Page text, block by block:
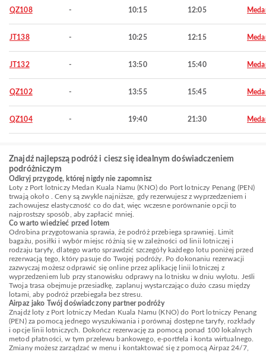
QZ108 - 10:15 12:05
JT138 - 10:25 12:15
JT132 - 13:50 15:40
QZ102 - 13:55 15:45
QZ104 - 19:40 21:30
Znajdź najlepszą podróż i ciesz się idealnym doświadczeniem
podróżniczym
Odkryj przygodę, której nigdy nie zapomnisz
Loty z Port lotniczy Medan Kuala Namu (KNO) do Port lotniczy Penang (PEN)
trwają około . Ceny są zwykle najniższe, gdy rezerwujesz z wyprzedzeniem i
zachowujesz elastyczność co do dat, więc wczesne porównanie opcji to
najprostszy sposób, aby zapłacić mniej.
Co warto wiedzieć przed lotem
Odrobina przygotowania sprawia, że podróż przebiega sprawniej. Limit
bagażu, posiłki i wybór miejsc różnią się w zależności od linii lotniczej i
rodzaju taryfy, dlatego warto sprawdzić szczegóły każdego lotu poniżej przed
rezerwacją tego, który pasuje do Twojej podróży. Po dokonaniu rezerwacji
zazwyczaj możesz odprawić się online przez aplikację linii lotniczej z
wyprzedzeniem lub przy stanowisku odprawy na lotnisku w dniu wylotu. Jeśli
Twoja trasa obejmuje przesiadkę, zaplanuj wystarczająco dużo czasu między
lotami, aby podróż przebiegała bez stresu.
Airpaz jako Twój doświadczony partner podróży
Znajdź loty z Port lotniczy Medan Kuala Namu (KNO) do Port lotniczy Penang
(PEN) za pomocą jednego wyszukiwania i porównaj dostępne taryfy, rozkłady
i opcje linii lotniczych. Dokończ rezerwację za pomocą ponad 100 lokalnych
metod płatności, w tym przelewu bankowego, e-portfela i konta wirtualnego.
Zmiany możesz zarządzać w menu i kontaktować się z pomocą Airpaz 24/7,